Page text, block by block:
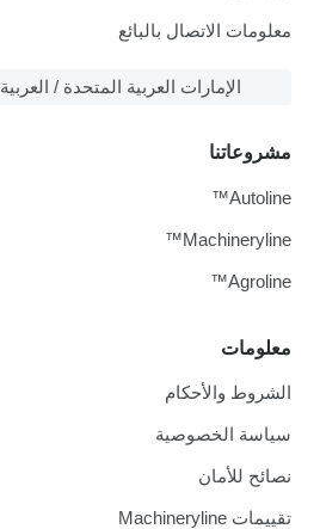
معلومات الاتصال بالبائع
الإمارات العربية المتحدة / العربية
معلومات
الشروط والأحكام
سياسة الخصوصية
نصائح للأمان
تقييمات Machineryline
مشروعاتنا
Autoline™
Machineryline™
Agroline™